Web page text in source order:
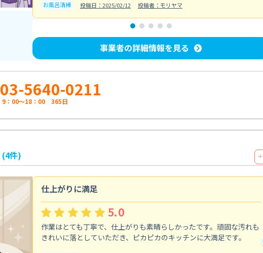
お風呂清掃 投稿日：2025/02/12 投稿者：モリヤマ
事業者の詳細情報を見る
03-5640-0211
9：00～18：00 365日
(4件) ＋
仕上がりに満足
5.0
作業はとても丁寧で、仕上がりも素晴らしかったです。頑固な汚れも
きれいに落としていただき、ピカピカのキッチンに大満足です。